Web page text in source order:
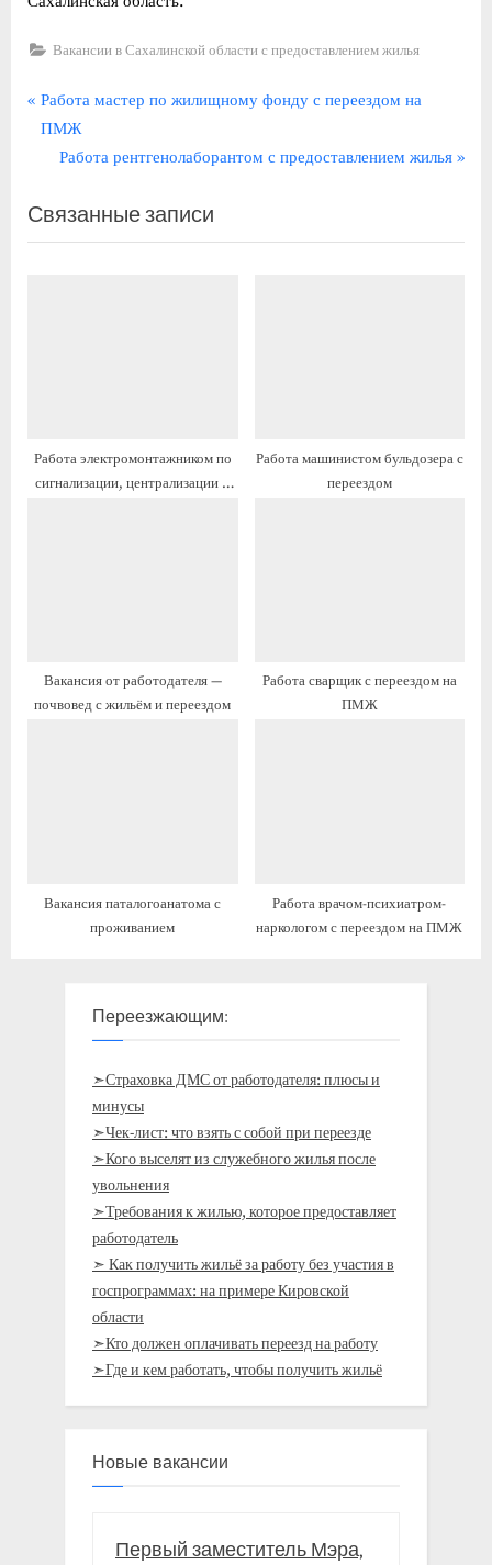
Вакансии в Сахалинской области с предоставлением жилья
Навигация
по
П
р
ы
д
Работа мастер по жилищному фонду с переездом на
ПМЖ
С
е
д
Работа рентгенолаборантом с предоставлением жилья
Связанные записи
Работа электромонтажником по
сигнализации, централизации и
Работа машинистом бульдозера с
переездом
Вакансия от работодателя —
почвовед с жильём и переездом
Работа сварщик с переездом на
ПМЖ
Вакансия паталогоанатома с
проживанием
Работа врачом-психиатром-
наркологом с переездом на ПМЖ
Переезжающим:
➣Страховка ДМС от работодателя: плюсы и
минусы
➣Чек-лист: что взять с собой при переезде
➣Кого выселят из служебного жилья после
увольнения
➣Требования к жилью, которое предоставляет
работодатель
➣ Как получить жильё за работу без участия в
госпрограммах: на примере Кировской
области
➣Кто должен оплачивать переезд на работу
➣Где и кем работать, чтобы получить жильё
Новые вакансии
Первый заместитель Мэра,